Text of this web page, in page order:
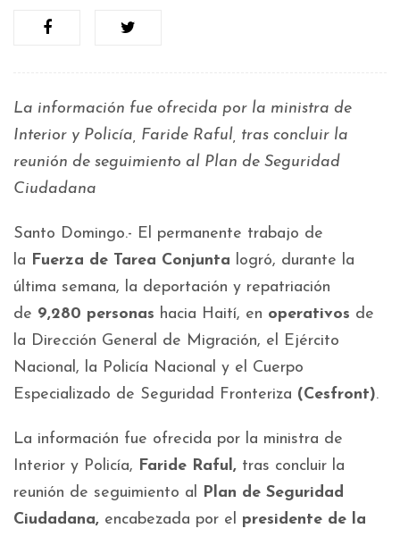
La información fue ofrecida por la ministra de
Interior y Policía, Faride Raful, tras concluir la
reunión de seguimiento al Plan de Seguridad
Ciudadana
Santo Domingo.- El permanente trabajo de
la Fuerza de Tarea Conjunta logró, durante la
última semana, la deportación y repatriación
de 9,280 personas hacia Haití, en operativos de
la Dirección General de Migración, el Ejército
Nacional, la Policía Nacional y el Cuerpo
Especializado de Seguridad Fronteriza (Cesfront).
La información fue ofrecida por la ministra de
Interior y Policía, Faride Raful, tras concluir la
reunión de seguimiento al Plan de Seguridad
Ciudadana, encabezada por el presidente de la